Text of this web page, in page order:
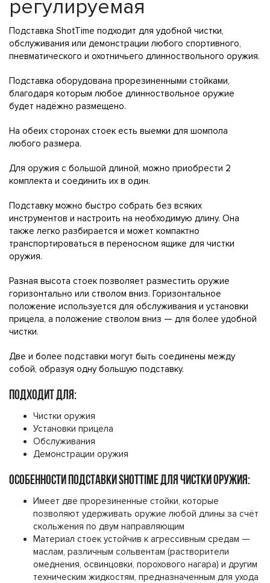
регулируемая
Подставка ShotTime подходит для удобной чистки,
обслуживания или демонстрации любого спортивного,
пневматического и охотничьего длинноствольного оружия.
Подставка оборудована прорезиненными стойками,
благодаря которым любое длинноствольное оружие
будет надёжно размещено.
На обеих сторонах стоек есть выемки для шомпола
любого размера.
Для оружия с большой длиной, можно приобрести 2
комплекта и соединить их в один.
Подставку можно быстро собрать без всяких
инструментов и настроить на необходимую длину. Она
также легко разбирается и может компактно
транспортироваться в переносном ящике для чистки
оружия.
Разная высота стоек позволяет разместить оружие
горизонтально или стволом вниз. Горизонтальное
положение используется для обслуживания и установки
прицела, а положение стволом вниз — для более удобной
чистки.
Две и более подставки могут быть соединены между
собой, образуя одну большую подставку.
ПОДХОДИТ ДЛЯ:
Чистки оружия
Установки прицела
Обслуживания
Демонстрации оружия
ОСОБЕННОСТИ ПОДСТАВКИ SHOTTIME ДЛЯ ЧИСТКИ ОРУЖИЯ:
Имеет две прорезиненные стойки, которые
позволяют удерживать оружие любой длины за счёт
скольжения по двум направляющим
Материал стоек устойчив к агрессивным средам —
маслам, различным сольвентам (растворители
омеднения, освинцовки, порохового нагара) и другим
техническим жидкостям, предназначенным для ухода